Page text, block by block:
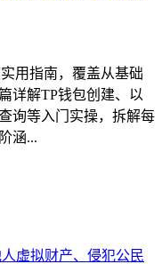
用指南，覆盖从基础
详解TP钱包创建、以
询等入门实操，拆解每
涵...
虚拟财产、侵犯公民